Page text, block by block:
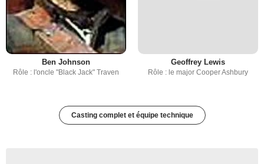
Ben Johnson
Rôle : l'oncle "Black Jack" Traven
Geoffrey Lewis
Rôle : le major Cooper Ashbury
Casting complet et équipe technique